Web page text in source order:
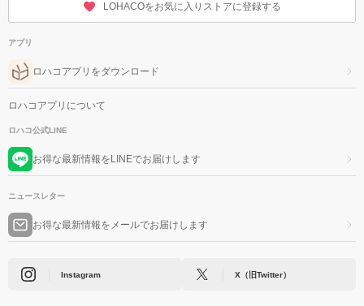
LOHACOをお気に入りストアに登録する
アプリ
ロハコアプリをダウンロード
ロハコアプリについて
ロハコ公式LINE
お得な最新情報をLINEでお届けします
ニュースレター
お得な最新情報をメールでお届けします
Instagram X（旧Twitter）